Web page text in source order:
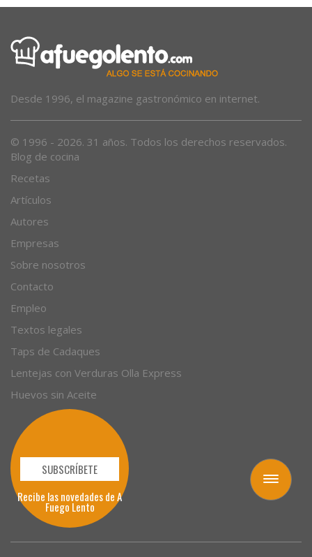
Toggle
navigation
Desde 1996, el magazine gastronómico en internet.
© 1996 - 2026. 31 años. Todos los derechos reservados.
Blog de cocina
Recetas
Artículos
Autores
Empresas
Sobre nosotros
Contacto
Empleo
Textos legales
Taps de Cadaques
Lentejas con Verduras Olla Express
Huevos sin Aceite
SUBSCRÍBETE
Recibe las novedades de A
Fuego Lento